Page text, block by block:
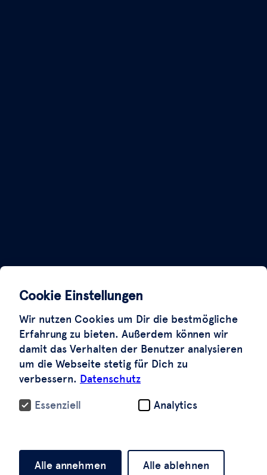
Cookie Einstellungen
Wir nutzen Cookies um Dir die bestmögliche
Erfahrung zu bieten. Außerdem können wir
damit das Verhalten der Benutzer analysieren
um die Webseite stetig für Dich zu
verbessern. Datenschutz
Essenziell
Analytics
Alle annehmen Alle ablehnen